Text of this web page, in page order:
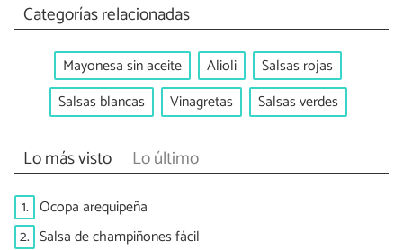
Categorías relacionadas
Mayonesa sin aceite Alioli
Salsas rojas
Salsas blancas
Vinagretas Salsas verdes
Lo más visto Lo último
1. Ocopa arequipeña
2. Salsa de champiñones fácil